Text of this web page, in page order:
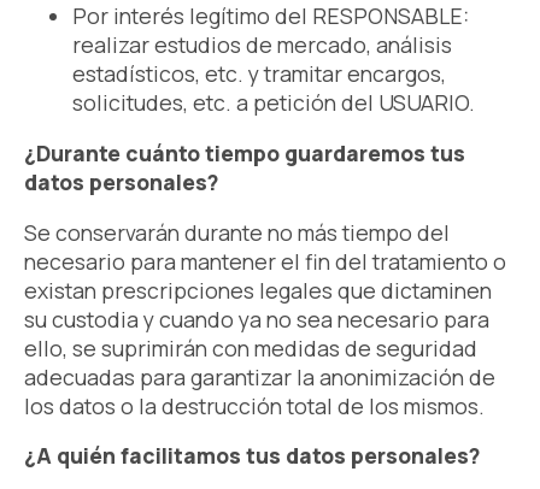
Por interés legítimo del RESPONSABLE:
realizar estudios de mercado, análisis
estadísticos, etc. y tramitar encargos,
solicitudes, etc. a petición del USUARIO.
¿Durante cuánto tiempo guardaremos tus
datos personales?
Se conservarán durante no más tiempo del
necesario para mantener el fin del tratamiento o
existan prescripciones legales que dictaminen
su custodia y cuando ya no sea necesario para
ello, se suprimirán con medidas de seguridad
adecuadas para garantizar la anonimización de
los datos o la destrucción total de los mismos.
¿A quién facilitamos tus datos personales?